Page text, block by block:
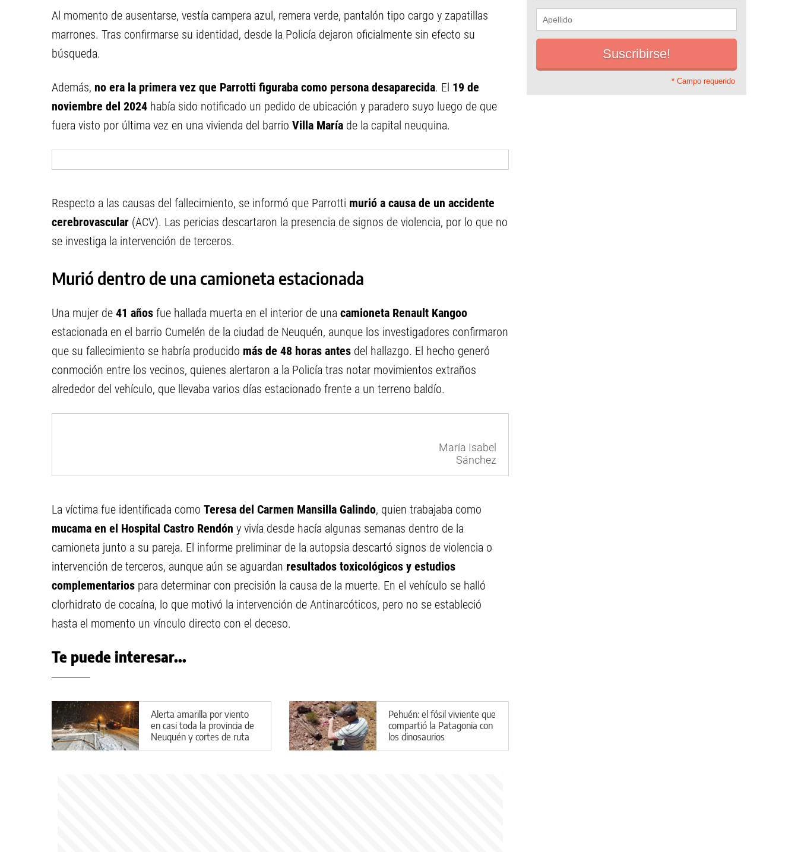
Al momento de ausentarse, vestía campera azul, remera verde, pantalón tipo cargo y zapatillas
marrones. Tras confirmarse su identidad, desde la Policía dejaron oficialmente sin efecto su
búsqueda.
Además, no era la primera vez que Parrotti figuraba como persona desaparecida. El 19 de
noviembre del 2024 había sido notificado un pedido de ubicación y paradero suyo luego de que
fuera visto por última vez en una vivienda del barrio Villa María de la capital neuquina.
Respecto a las causas del fallecimiento, se informó que Parrotti murió a causa de un accidente
cerebrovascular (ACV). Las pericias descartaron la presencia de signos de violencia, por lo que no
se investiga la intervención de terceros.
Murió dentro de una camioneta estacionada
Una mujer de 41 años fue hallada muerta en el interior de una camioneta Renault Kangoo
estacionada en el barrio Cumelén de la ciudad de Neuquén, aunque los investigadores confirmaron
que su fallecimiento se habría producido más de 48 horas antes del hallazgo. El hecho generó
conmoción entre los vecinos, quienes alertaron a la Policía tras notar movimientos extraños
alrededor del vehículo, que llevaba varios días estacionado frente a un terreno baldío.
María Isabel
Sánchez
La víctima fue identificada como Teresa del Carmen Mansilla Galindo, quien trabajaba como
mucama en el Hospital Castro Rendón y vivía desde hacía algunas semanas dentro de la
camioneta junto a su pareja. El informe preliminar de la autopsia descartó signos de violencia o
intervención de terceros, aunque aún se aguardan resultados toxicológicos y estudios
complementarios para determinar con precisión la causa de la muerte. En el vehículo se halló
clorhidrato de cocaína, lo que motivó la intervención de Antinarcóticos, pero no se estableció
hasta el momento un vínculo directo con el deceso.
Te puede interesar...
Alerta amarilla por viento
en casi toda la provincia de
Neuquén y cortes de ruta
por el temporal
Pehuén: el fósil viviente que
compartió la Patagonia con
los dinosaurios
* Campo requerido